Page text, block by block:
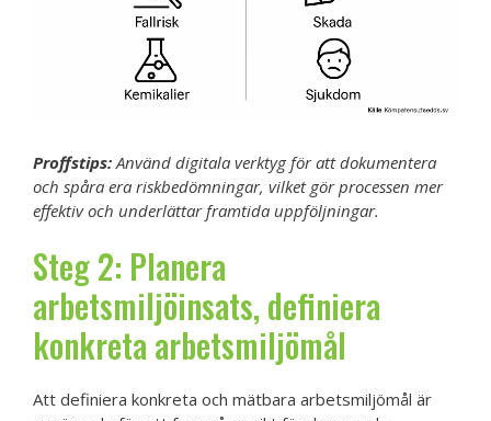
Proffstips: Använd digitala verktyg för att dokumentera
och spåra era riskbedömningar, vilket gör processen mer
effektiv och underlättar framtida uppföljningar.
Steg 2: Planera
arbetsmiljöinsats, definiera
konkreta arbetsmiljömål
Att definiera konkreta och mätbara arbetsmiljömål är